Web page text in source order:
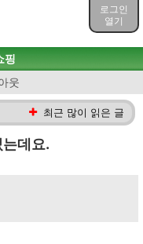
로그인
열기
웃
핑
최근 많이 읽은 글
데요.